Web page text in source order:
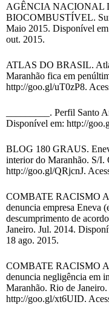
AGÊNCIA NACIONAL
BIOCOMBUSTÍVEL.
Maio 2015. Disponível
out. 2015.
ATLAS DO BRASIL.
Maranhão fica em
http://goo.gl/uT0zP8.
_________. Perfil Santo
Disponível em: http://
BLOG 180 GRAUS.
interior do Maranhão. S/I.
http://goo.gl/QRjcnJ.
COMBATE RACISMO
denuncia empresa Eneva
descumprimento de
Janeiro. Jul. 2014.
18 ago. 2015.
COMBATE RACISMO
denuncia negligência em
Maranhão. Rio de
http://goo.gl/xt6UID.